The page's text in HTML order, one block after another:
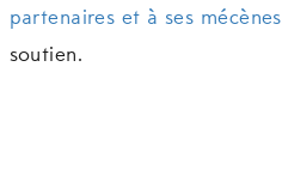
partenaires et à ses mécènes
soutien.